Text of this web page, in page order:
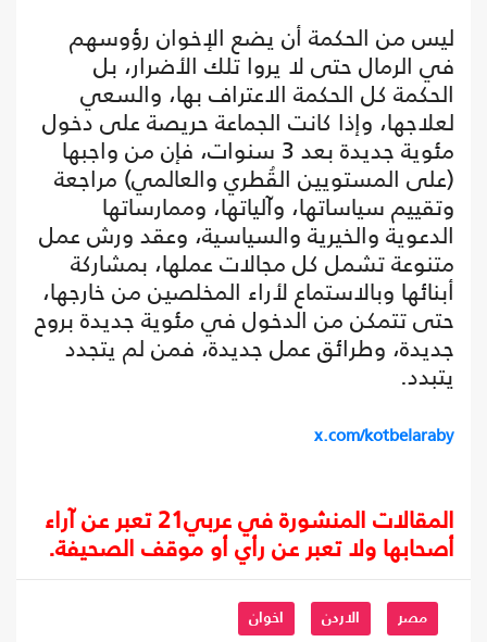
ليس من الحكمة أن يضع الإخوان رؤوسهم
في الرمال حتى لا يروا تلك الأضرار، بل
الحكمة كل الحكمة الاعتراف بها، والسعي
لعلاجها، وإذا كانت الجماعة حريصة على دخول
مئوية جديدة بعد 3 سنوات، فإن من واجبها
(على المستويين القُطري والعالمي) مراجعة
وتقييم سياساتها، وآلياتها، وممارساتها
الدعوية والخيرية والسياسية، وعقد ورش عمل
متنوعة تشمل كل مجالات عملها، بمشاركة
أبنائها وبالاستماع لأراء المخلصين من خارجها،
حتى تتمكن من الدخول في مئوية جديدة بروح
جديدة، وطرائق عمل جديدة، فمن لم يتجدد
يتبدد.
x.com/kotbelaraby
المقالات المنشورة في عربي21 تعبر عن آراء
أصحابها ولا تعبر عن رأي أو موقف الصحيفة.
مصر الاردن اخوان